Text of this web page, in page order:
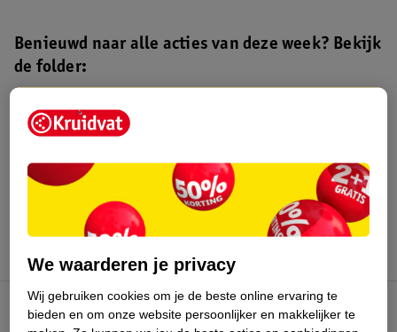
Benieuwd naar alle acties van deze week? Bekijk
de folder:
Kruidvat folder
augustus 2026.
Kruidvat Club
We waarderen je privacy
Wij gebruiken cookies om je de beste online ervaring te
bieden en om onze website persoonlijker en makkelijker te